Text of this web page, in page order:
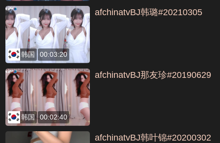
韩国 00:03:20
afchinatvBJ韩璐#20210305
韩国 00:02:40
afchinatvBJ那友珍#20190629
afchinatvBJ韩叶锦#20200302